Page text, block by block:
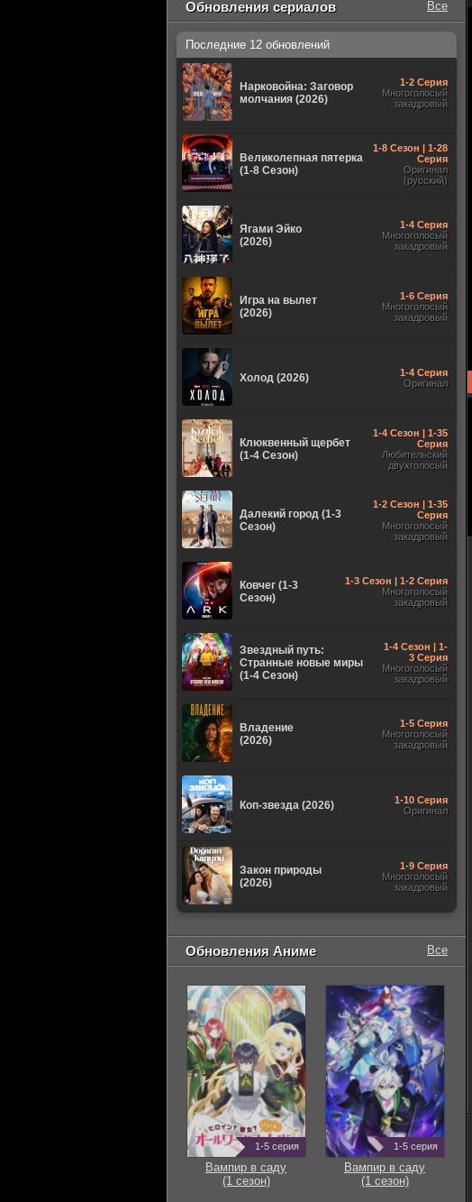
Обновления сериалов Все
Последние 12 обновлений
Нарковойна: Заговор
молчания (2026)
1-2 Серия
Многоголосый
закадровый
Великолепная пятерка
(1-8 Сезон)
1-8 Сезон | 1-28
Серия
Оригинал
(русский)
Ягами Эйко
(2026)
1-4 Серия
Многоголосый
закадровый
Игра на вылет
(2026)
1-6 Серия
Многоголосый
закадровый
Холод (2026)
1-4 Серия
Оригинал
Клюквенный щербет
(1-4 Сезон)
1-4 Сезон | 1-35
Серия
Любительский
двухголосый
Далекий город (1-3
Сезон)
1-2 Сезон | 1-35
Серия
Многоголосый
закадровый
Ковчег (1-3
Сезон)
1-3 Сезон | 1-2 Серия
Многоголосый
закадровый
Звездный путь:
Странные новые миры
(1-4 Сезон)
1-4 Сезон | 1-
3 Серия
Многоголосый
закадровый
Владение
(2026)
1-5 Серия
Многоголосый
закадровый
Коп-звезда (2026)
1-10 Серия
Оригинал
Закон природы
(2026)
1-9 Серия
Многоголосый
закадровый
Обновления Аниме Все
1-5 серия
Вампир в саду
(1 сезон)
1-5 серия
Вампир в саду
(1 сезон)